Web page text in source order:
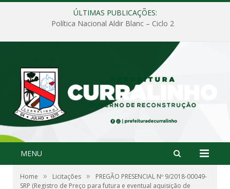
ÚLTIMAS PUBLICAÇÕES:
Política Nacional Aldir Blanc – Ciclo 2
MENU
Home » Licitações »
PREGÃO PRESENCIAL Nº 9/2018-00049-
SRP (Registro de Preço para futura e eventual aquisição de